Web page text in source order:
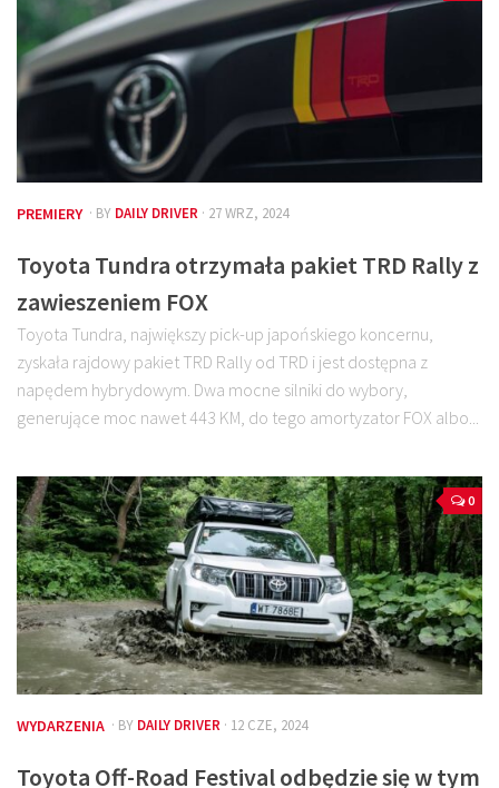
PREMIERY · BY DAILY DRIVER · 27 WRZ, 2024
Toyota Tundra otrzymała pakiet TRD Rally z
zawieszeniem FOX
Toyota Tundra, największy pick-up japońskiego koncernu,
zyskała rajdowy pakiet TRD Rally od TRD i jest dostępna z
napędem hybrydowym. Dwa mocne silniki do wybory,
generujące moc nawet 443 KM, do tego amortyzator FOX albo...
0
WYDARZENIA · BY DAILY DRIVER · 12 CZE, 2024
Toyota Off-Road Festival odbędzie się w tym